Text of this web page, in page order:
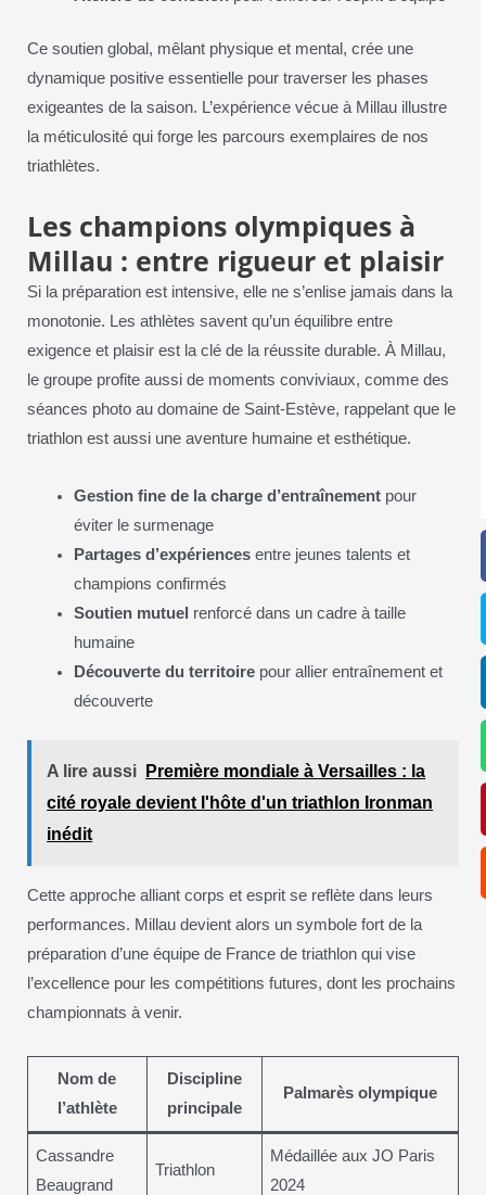
Ce soutien global, mêlant physique et mental, crée une
dynamique positive essentielle pour traverser les phases
exigeantes de la saison. L’expérience vécue à Millau illustre
la méticulosité qui forge les parcours exemplaires de nos
triathlètes.
Les champions olympiques à
Millau : entre rigueur et plaisir
Si la préparation est intensive, elle ne s’enlise jamais dans la
monotonie. Les athlètes savent qu’un équilibre entre
exigence et plaisir est la clé de la réussite durable. À Millau,
le groupe profite aussi de moments conviviaux, comme des
séances photo au domaine de Saint-Estève, rappelant que le
triathlon est aussi une aventure humaine et esthétique.
Gestion fine de la charge d’entraînement pour
éviter le surmenage
Partages d’expériences entre jeunes talents et
champions confirmés
Soutien mutuel renforcé dans un cadre à taille
humaine
Découverte du territoire pour allier entraînement et
découverte
A lire aussi
Première mondiale à Versailles : la
cité royale devient l'hôte d'un triathlon Ironman
inédit
Cette approche alliant corps et esprit se reflète dans leurs
performances. Millau devient alors un symbole fort de la
préparation d’une équipe de France de triathlon qui vise
l’excellence pour les compétitions futures, dont les prochains
championnats à venir.
Nom de
l’athlète
Discipline
principale
Palmarès olympique
Cassandre
Beaugrand
Triathlon
Médaillée aux JO Paris
2024